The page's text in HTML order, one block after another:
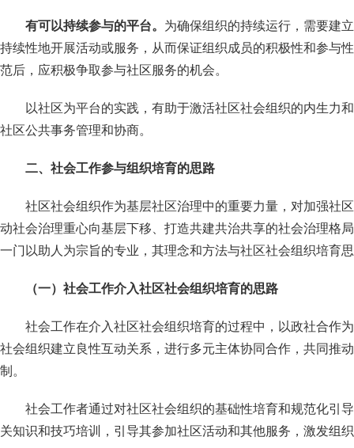
有可以持续参与的平台。 为确保组织的持续运行，需要建
持续性地开展活动或服务，从而保证组织成员的积极性和参与
范后，应积极争取参与社区服务的机会。
以社区为平台的实践，有助于激活社区社会组织的内生力
社区公共事务管理和协商。
二、 社会工作参与组织培育的思路
社区社会组织作为基层社区治理中的重要力量，对加强社
动社会治理重心向基层下移、打造共建共治共享的社会治理格
一门以助人为宗旨的专业，其理念和方法与社区社会组织培育
（一）社会工作介入社区社会组织培育的思路
社会工作在介入社区社会组织培育的过程中，以政社合作
社会组织建立良性互动关系，进行多元主体协同合作，共同推
制。
社会工作者通过对社区社会组织的基础性培育和规范化引
关知识和技巧培训，引导其参加社区活动和其他服务，激发组